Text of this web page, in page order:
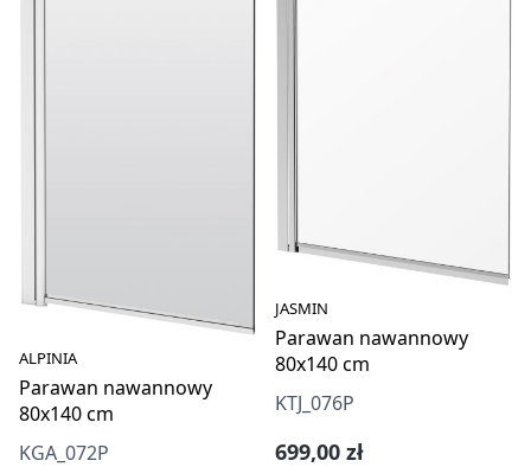
ALPINIA
Parawan nawannowy
80x140 cm
KGA_072P
JASMIN
Parawan nawannowy
80x140 cm
KTJ_076P
Cena regularna:
699,00 zł